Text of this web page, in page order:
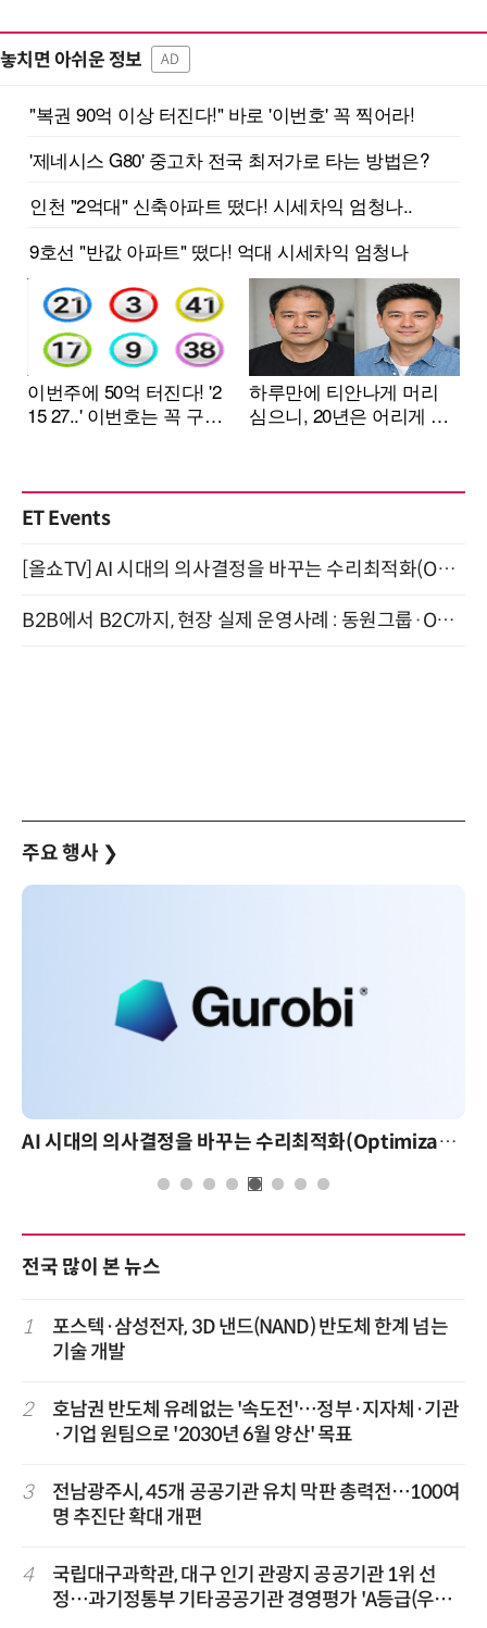
놓치면 아쉬운 정보 AD
ET Events
[올쇼TV] AI 시대의 의사결정을 바꾸는 수리최적화(Optimization) 소개 (8/20 생방송)
B2B에서 B2C까지, 현장 실제 운영사례 : 동원그룹·OCI·다이닝브랜즈그룹·당근 (8/27)
주요 행사 ❯
AI 시대의 의사결정을 바꾸는 수리최적화(Optimization): 실제 산업 적용 사례와 활용 전략
전국 많이 본 뉴스
1
포스텍·삼성전자, 3D 낸드(NAND) 반도체 한계 넘는
기술 개발
2
호남권 반도체 유례없는 '속도전'…정부·지자체·기관
·기업 원팀으로 '2030년 6월 양산' 목표
3
전남광주시, 45개 공공기관 유치 막판 총력전…100여
명 추진단 확대 개편
4
국립대구과학관, 대구 인기 관광지 공공기관 1위 선
정…과기정통부 기타공공기관 경영평가 'A등급(우수)'